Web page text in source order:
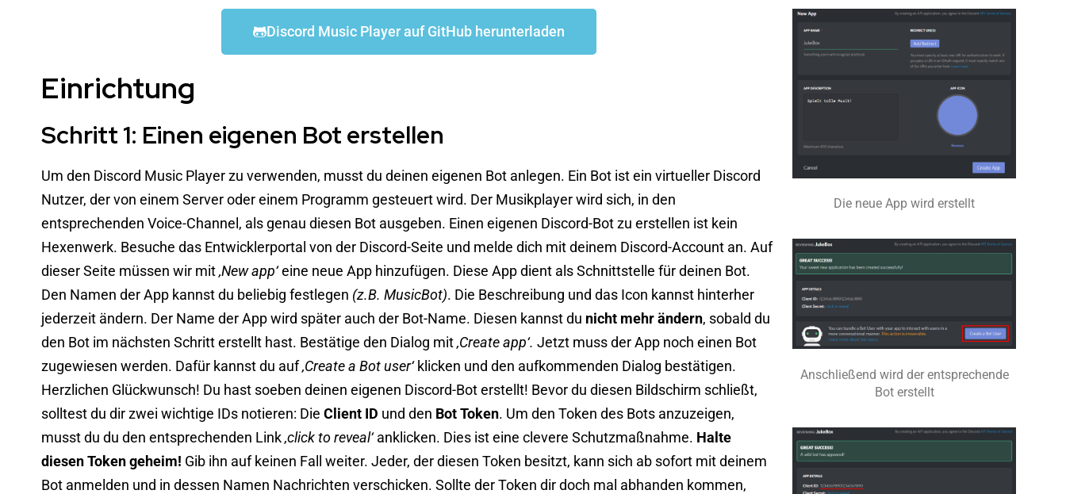
Discord Music Player auf GitHub herunterladen
Einrichtung
Schritt 1: Einen eigenen Bot erstellen
Um den Discord Music Player zu verwenden, musst du deinen eigenen Bot anlegen. Ein Bot ist ein virtueller Discord
Nutzer, der von einem Server oder einem Programm gesteuert wird. Der Musikplayer wird sich, in den
entsprechenden Voice-Channel, als genau diesen Bot ausgeben. Einen eigenen Discord-Bot zu erstellen ist kein
Hexenwerk. Besuche das Entwicklerportal von der Discord-Seite und melde dich mit deinem Discord-Account an. Auf
dieser Seite müssen wir mit‚New app‘eine neue App hinzufügen. Diese App dient als Schnittstelle für deinen Bot.
Den Namen der App kannst du beliebig festlegen (z.B. MusicBot). Die Beschreibung und das Icon kannst hinterher
jederzeit ändern. Der Name der App wird später auch der Bot-Name. Diesen kannst du nicht mehr ändern, sobald du
den Bot im nächsten Schritt erstellt hast. Bestätige den Dialog mit‚Create app‘. Jetzt muss der App noch einen Bot
zugewiesen werden. Dafür kannst du auf‚Create a Bot user‘klicken und den aufkommenden Dialog bestätigen.
Herzlichen Glückwunsch! Du hast soeben deinen eigenen Discord-Bot erstellt! Bevor du diesen Bildschirm schließt,
solltest du dir zwei wichtige IDs notieren: Die Client ID und den Bot Token. Um den Token des Bots anzuzeigen,
musst du du den entsprechenden Link‚click to reveal‘anklicken. Dies ist eine clevere Schutzmaßnahme. Halte
diesen Token geheim! Gib ihn auf keinen Fall weiter. Jeder, der diesen Token besitzt, kann sich ab sofort mit deinem
Bot anmelden und in dessen Namen Nachrichten verschicken. Sollte der Token dir doch mal abhanden kommen,
Die neue App wird erstellt
Anschließend wird der entsprechende
Bot erstellt